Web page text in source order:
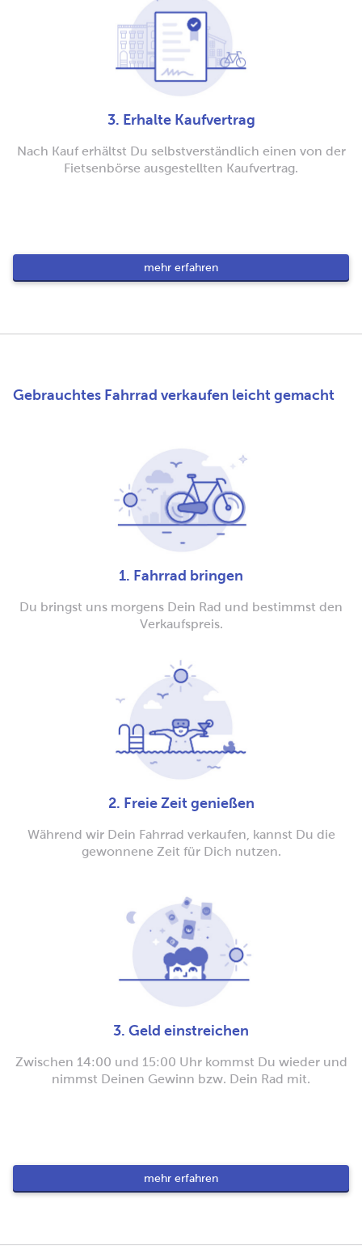
3. Erhalte Kaufvertrag
Nach Kauf erhältst Du selbstverständlich einen von der
Fietsenbörse ausgestellten Kaufvertrag.
mehr erfahren
Gebrauchtes Fahrrad verkaufen leicht gemacht
1. Fahrrad bringen
Du bringst uns morgens Dein Rad und bestimmst den
Verkaufspreis.
2. Freie Zeit genießen
Während wir Dein Fahrrad verkaufen, kannst Du die
gewonnene Zeit für Dich nutzen.
3. Geld einstreichen
Zwischen 14:00 und 15:00 Uhr kommst Du wieder und
nimmst Deinen Gewinn bzw. Dein Rad mit.
mehr erfahren